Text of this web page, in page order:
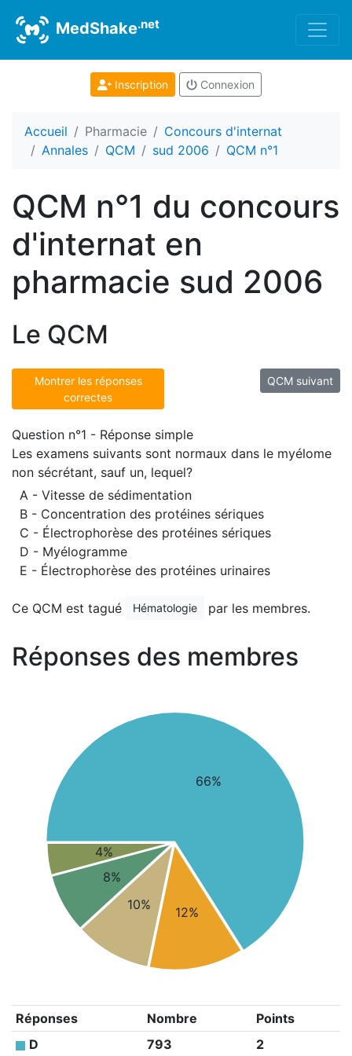
MedShake.net
Inscription Connexion
Accueil Pharmacie
Concours d'internat
Annales
QCM sud 2006 QCM n°1
QCM n°1 du concours
d'internat en
pharmacie sud 2006
Le QCM
Montrer les réponses
correctes
QCM suivant
Question n°1 - Réponse simple
Les examens suivants sont normaux dans le myélome
non sécrétant, sauf un, lequel?
A - Vitesse de sédimentation
B - Concentration des protéines sériques
C - Électrophorèse des protéines sériques
D - Myélogramme
E - Électrophorèse des protéines urinaires
Ce QCM est tagué Hématologie par les membres.
Réponses des membres
66%
12%
10%
8%
4%
Réponses Nombre
Points
D
793 2